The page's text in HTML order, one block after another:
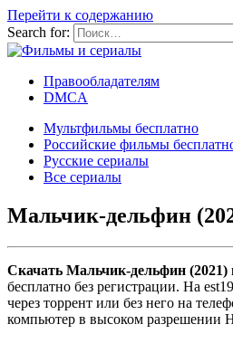
Перейти к содержанию
Search for:
Правообладателям
DMCA
Мультфильмы бесплатно
Российские фильмы
Русские сериалы
Все сериалы
Мальчик-дельфин
Скачать Мальчик-дельфин (2021)
бесплатно без регистрации. На
через торрент или без него на
компьютер в высоком разрешении